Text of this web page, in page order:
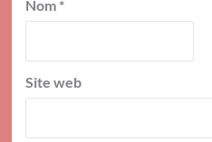
Nom *
Site web